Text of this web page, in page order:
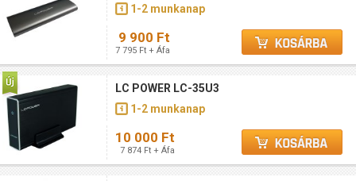
1-2 munkanap
9 900 Ft
7 795 Ft + Áfa
LC POWER LC-35U3
1-2 munkanap
10 000 Ft
7 874 Ft + Áfa